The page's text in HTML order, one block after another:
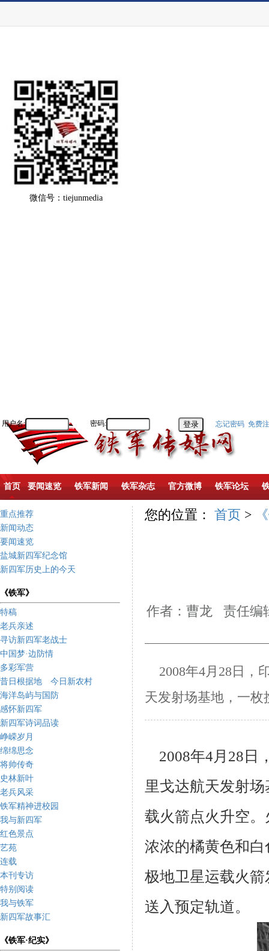
微信号：tiejunmedia
用户名: 密码: 忘记密码 免费
首页 要闻速览 铁军新闻 铁军杂志 官方微博 铁军论坛
重点推荐
新闻动态
要闻速览
盐城新四军纪念馆
新四军历史上的今天
《铁军》
特稿
老兵亲述
寻访新四军老战士
中国梦·边防情
多彩军营
昔日根据地 今日新农村
海洋岛屿与国防
感怀新四军
新四军诗词品读
峥嵘岁月
绵绵思念
将帅传奇
史林新叶
老兵风采
铁军精神进校园
我与新四军
红色景点
艺苑
连载
本刊专访
特别阅读
我与铁军
新四军故事汇
《铁军·纪实》
您的位置： 首页 >
作者：曹龙 责任编
2008年4月 28 日，
天发射场基地，一枚
2008年4月 28 日
里戈达航天发射
载火箭点火升空
浓浓的橘黄色和
极地卫星运载火
送入预定轨道。